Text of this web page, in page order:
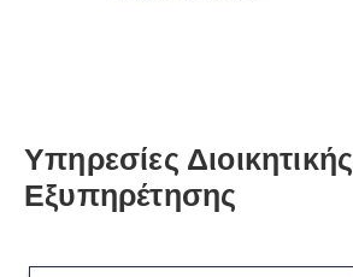
Υπηρεσίες Διοικητικής
Εξυπηρέτησης